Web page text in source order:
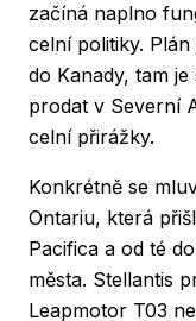
začíná naplno
celní politiky.
do Kanady, tam
prodat v Severní
celní přirážky.
Konkrétně se
Ontariu, která
Pacifica a od té
města. Stellantis
Leapmotor T03